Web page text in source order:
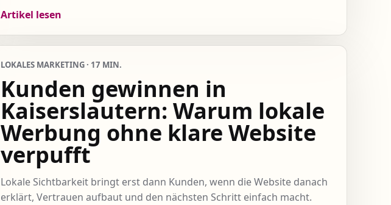
Artikel lesen
LOKALES MARKETING · 17 MIN.
Kunden gewinnen in
Kaiserslautern: Warum lokale
Werbung ohne klare Website
verpufft
Lokale Sichtbarkeit bringt erst dann Kunden, wenn die Website danach
erklärt, Vertrauen aufbaut und den nächsten Schritt einfach macht.